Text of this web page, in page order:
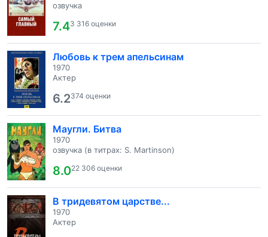
озвучка
7.43 316 оценки
Любовь к трем апельсинам
1970
Актер
6.2374 оценки
Маугли. Битва
1970
озвучка (в титрах: S. Martinson)
8.022 306 оценки
В тридевятом царстве...
1970
Актер